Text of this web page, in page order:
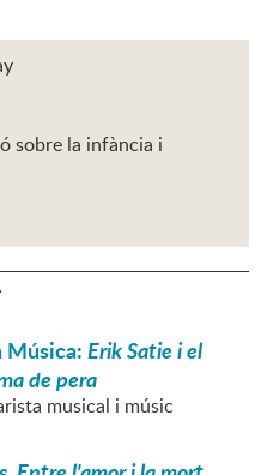
sobre la infància i
Música:Erik Satie i el
de pera
musical i músic